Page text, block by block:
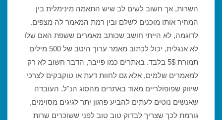
השרות, אך חשוב לשים לב שיש התאמה מינימלית בין
המחיר אותו מוכנים לשלם ובין רמת המאמר לה מצפים.
לדוגמה, לא הייתי חושב שכותב מאמרים ששפת האם שלו
לא אנגלית, יכול לכתוב מאמר ערוך היטב של 500 מילים
תמורת 5$ בלבד. באתרים כמו פייבר, הדבר חשוב לא רק
למאמרים שלמים, אלא גם לחוות דעת או טוקבקים לצרכי
שיווק שפופולריים מאוד באתרים מהסוג הנ"ל. העובדה
שאנשים נוטים לעתים להביע פרגון יתר לגיגים מסוימים,
גורמת לכך שצריך לבדוק טוב טוב לפני ששוכרים שרות